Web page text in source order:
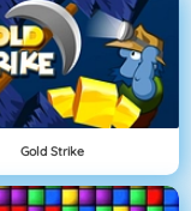
Gold Strike